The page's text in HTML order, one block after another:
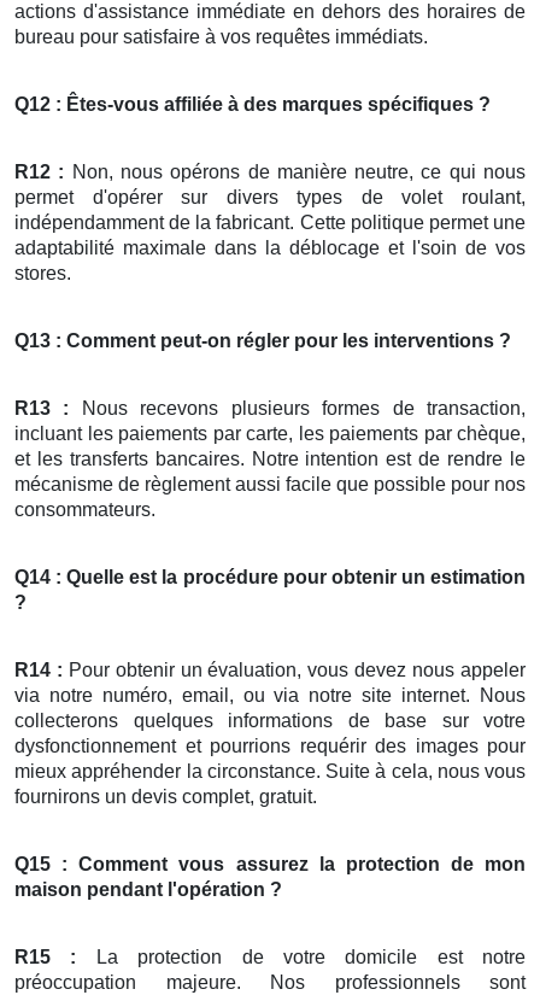
actions d'assistance immédiate en dehors des horaires de
bureau pour satisfaire à vos requêtes immédiats.
Q12 : Êtes-vous affiliée à des marques spécifiques ?
R12 : Non, nous opérons de manière neutre, ce qui nous
permet d'opérer sur divers types de volet roulant,
indépendamment de la fabricant. Cette politique permet une
adaptabilité maximale dans la déblocage et l'soin de vos
stores.
Q13 : Comment peut-on régler pour les interventions ?
R13 : Nous recevons plusieurs formes de transaction,
incluant les paiements par carte, les paiements par chèque,
et les transferts bancaires. Notre intention est de rendre le
mécanisme de règlement aussi facile que possible pour nos
consommateurs.
Q14 : Quelle est la procédure pour obtenir un estimation
?
R14 : Pour obtenir un évaluation, vous devez nous appeler
via notre numéro, email, ou via notre site internet. Nous
collecterons quelques informations de base sur votre
dysfonctionnement et pourrions requérir des images pour
mieux appréhender la circonstance. Suite à cela, nous vous
fournirons un devis complet, gratuit.
Q15 : Comment vous assurez la protection de mon
maison pendant l'opération ?
R15 : La protection de votre domicile est notre
préoccupation majeure. Nos professionnels sont